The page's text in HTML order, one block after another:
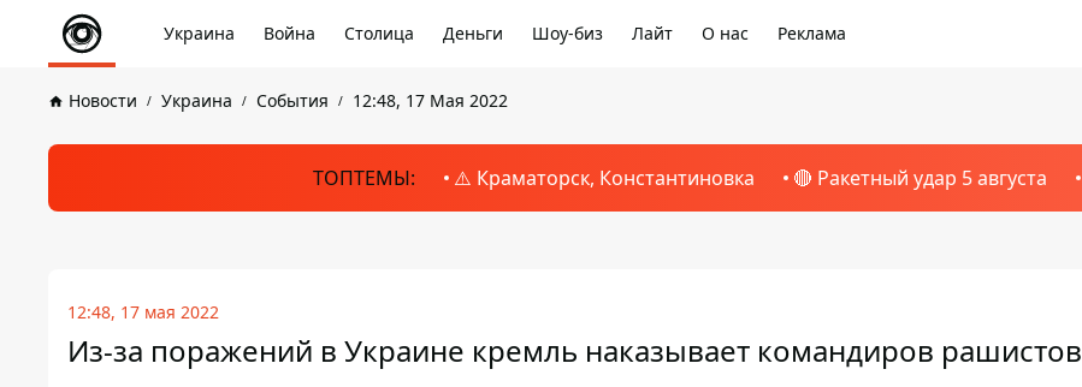
Украина Война Столица Деньги Шоу-биз Лайт О нас Реклама
Новости Украина События 12:48, 17 Мая 2022
ТОПТЕМЫ: ⚠️ Краматорск, Константиновка 🔴 Ракетный удар 5 августа
12:48, 17 мая 2022
Из-за поражений в Украине кремль наказывает командиров рашистов